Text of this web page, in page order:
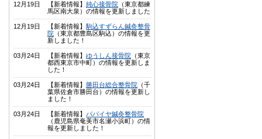
12月19日 【新着情報】 純心接骨院 （東京都練
馬区南大泉）の情報を更新しました
12月19日 【新着情報】 駒込すずらん鍼灸整骨
院 （東京都豊島区駒込）の情報を更
新しました！
03月24日 【新着情報】 ゆうしん接骨院 （東京
都西東京市中町）の情報を更新しま
した！
03月24日 【新着情報】 勝田台総合整骨院 （千
葉県佐倉市勝田台）の情報を更新し
ました！
03月24日 【新着情報】 パパイヤ鍼灸整骨院
（鹿児島県奄美市名瀬小浜町）の情
報を更新しました！